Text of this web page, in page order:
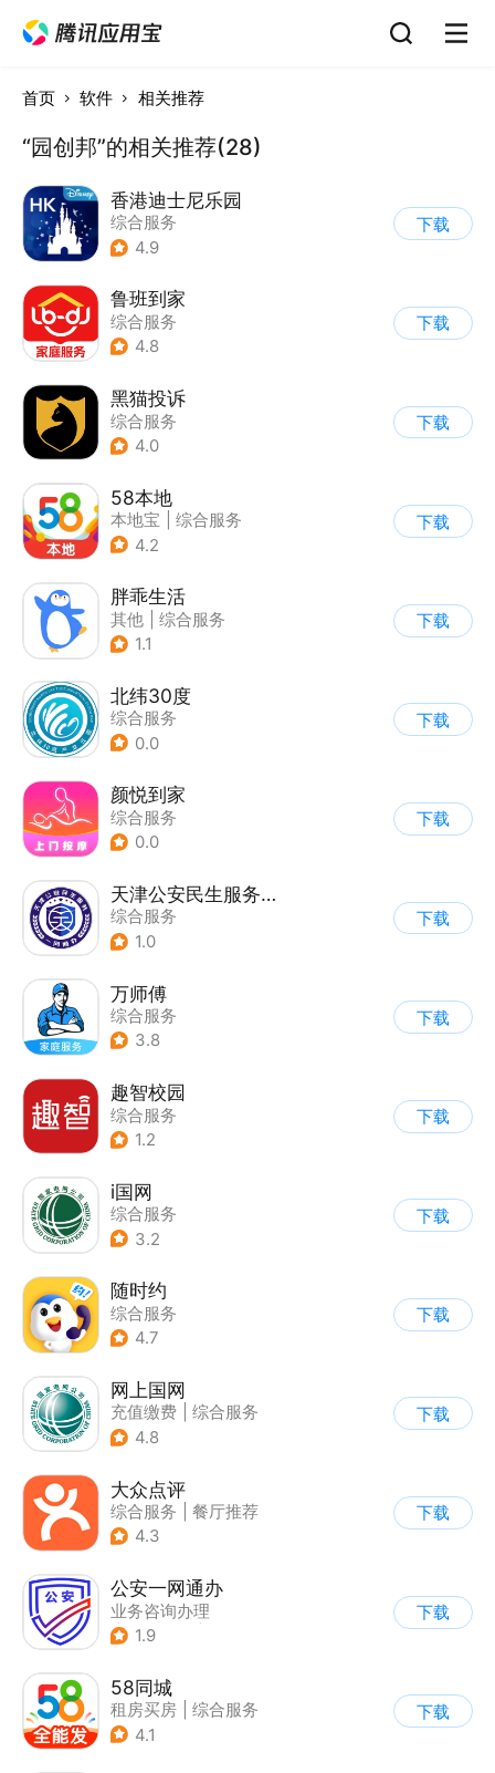
首页 软件 相关推荐
“园创邦”的相关推荐(28)
香港迪士尼乐园
综合服务
4.9
下载
鲁班到家
综合服务
4.8
下载
黑猫投诉
综合服务
4.0
下载
58本地
本地宝
综合服务
4.2
下载
胖乖生活
其他
综合服务
1.1
下载
北纬30度
综合服务
0.0
下载
颜悦到家
综合服务
0.0
下载
天津公安民生服务平台
综合服务
1.0
下载
万师傅
综合服务
3.8
下载
趣智校园
综合服务
1.2
下载
i国网
综合服务
3.2
下载
随时约
综合服务
4.7
下载
网上国网
充值缴费
综合服务
4.8
下载
大众点评
综合服务
餐厅推荐
4.3
下载
公安一网通办
业务咨询办理
| 综合服务
1.9
下载
58同城
租房买房
综合服务
4.1
下载